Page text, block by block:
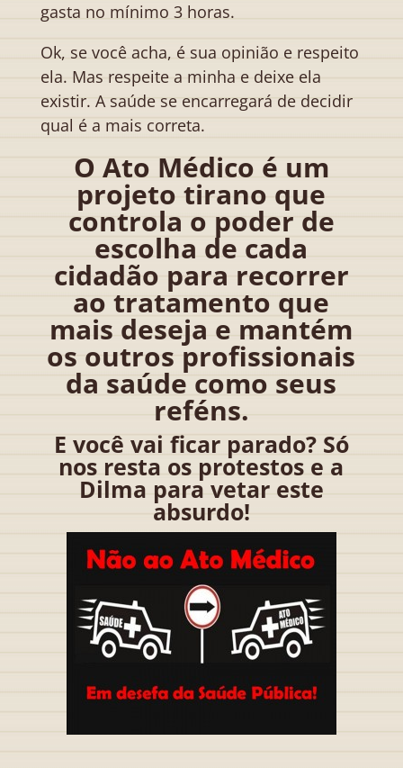
gasta no mínimo 3 horas.
Ok, se você acha, é sua opinião e respeito
ela. Mas respeite a minha e deixe ela
existir. A saúde se encarregará de decidir
qual é a mais correta.
O Ato Médico é um
projeto tirano que
controla o poder de
escolha de cada
cidadão para recorrer
ao tratamento que
mais deseja e mantém
os outros profissionais
da saúde como seus
reféns.
E você vai ficar parado? Só
nos resta os protestos e a
Dilma para vetar este
absurdo!